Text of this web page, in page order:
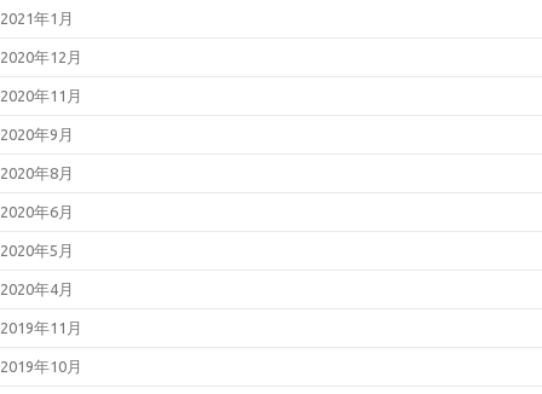
2021年1月
2020年12月
2020年11月
2020年9月
2020年8月
2020年6月
2020年5月
2020年4月
2019年11月
2019年10月